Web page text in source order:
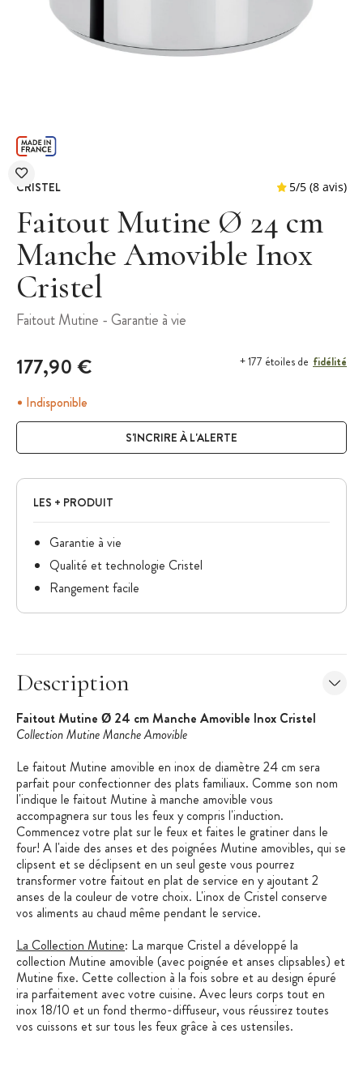
CRISTEL
Faitout Mutine Ø 24 cm
Manche Amovible Inox
Cristel
Faitout Mutine - Garantie à vie
177,90 € + 177 étoiles de fidélité
Indisponible
S'INCRIRE À L'ALERTE
LES + PRODUIT
Garantie à vie
Qualité et technologie Cristel
Rangement facile
Description
Faitout Mutine Ø 24 cm Manche Amovible Inox Cristel
Collection Mutine Manche Amovible
Le faitout Mutine amovible en inox de diamètre 24 cm sera
parfait pour confectionner des plats familiaux. Comme son nom
l'indique le faitout Mutine à manche amovible vous
accompagnera sur tous les feux y compris l'induction.
Commencez votre plat sur le feux et faites le gratiner dans le
four! A l'aide des anses et des poignées Mutine amovibles, qui se
clipsent et se déclipsent en un seul geste vous pourrez
transformer votre faitout en plat de service en y ajoutant 2
anses de la couleur de votre choix. L'inox de Cristel conserve
vos aliments au chaud même pendant le service.
La Collection Mutine: La marque Cristel a développé la
collection Mutine amovible (avec poignée et anses clipsables) et
Mutine fixe. Cette collection à la fois sobre et au design épuré
ira parfaitement avec votre cuisine. Avec leurs corps tout en
inox 18/10 et un fond thermo-diffuseur, vous réussirez toutes
vos cuissons et sur tous les feux grâce à ces ustensiles.